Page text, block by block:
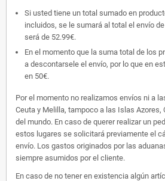
Si usted tiene un total sumado en
incluidos, se le sumará al total el envío
será de 52.99€.
En el momento que la suma total de los
a descontarsele el envío, por lo que en
en 50€.
Por el momento no realizamos envíos ni a
Ceuta y Melilla, tampoco a las Islas Azores,
del mundo. En caso de querer realizar un
estos lugares se solicitará previamente el
envío. Los gastos originados por las
siempre asumidos por el cliente.
En caso de no tener en existencia algún